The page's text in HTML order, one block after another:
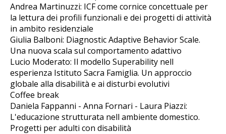
Andrea Martinuzzi: ICF come cornice concettuale per
la lettura dei profili funzionali e dei progetti di attività
in ambito residenziale
Giulia Balboni: Diagnostic Adaptive Behavior Scale.
Una nuova scala sul comportamento adattivo
Lucio Moderato: Il modello Superability nell
esperienza Istituto Sacra Famiglia. Un approccio
globale alla disabilità e ai disturbi evolutivi
Coffee break
Daniela Fappanni - Anna Fornari - Laura Piazzi:
L'educazione strutturata nell ambiente domestico.
Progetti per adulti con disabilità